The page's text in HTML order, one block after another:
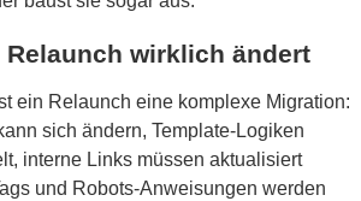
Relaunch wirklich ändert
ein Relaunch eine komplexe Migration:
sich ändern, Template-Logiken
interne Links müssen aktualisiert
und Robots-Anweisungen werden